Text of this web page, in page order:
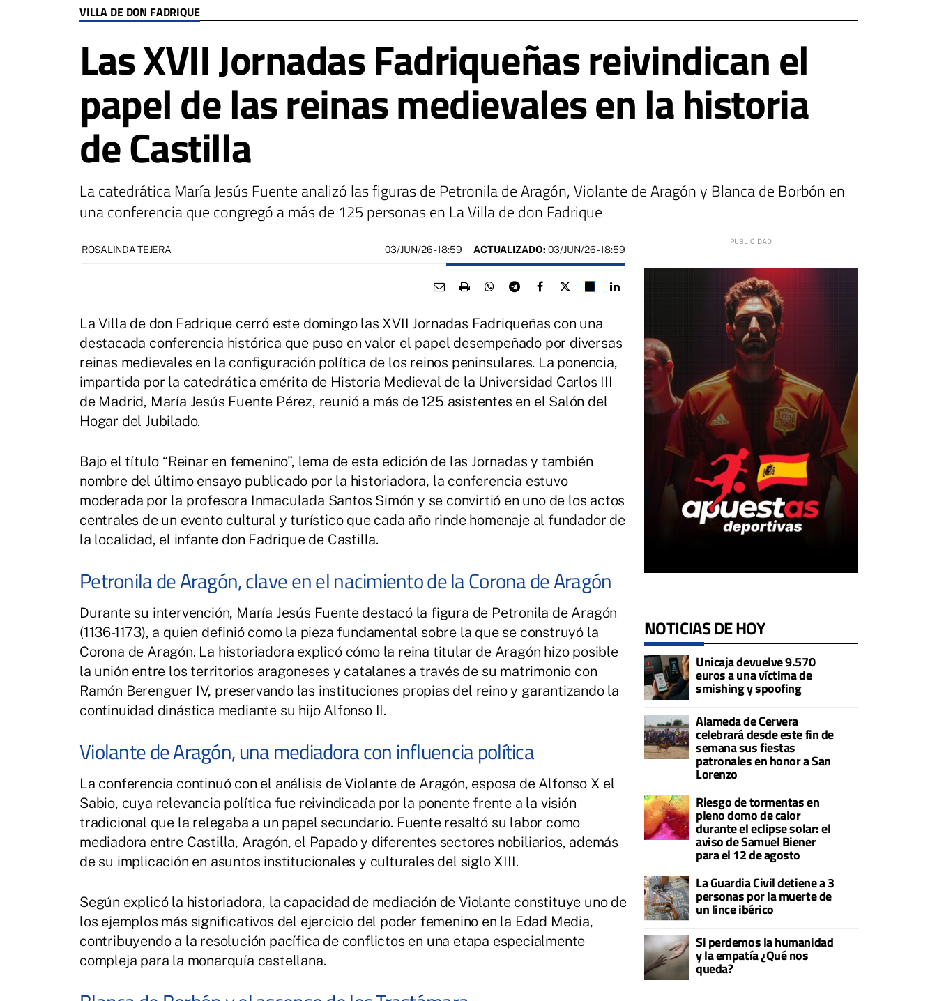
VILLA DE DON FADRIQUE
Las XVII Jornadas Fadriqueñas reivindican el
papel de las reinas medievales en la historia
de Castilla
La catedrática María Jesús Fuente analizó las figuras de Petronila de Aragón, Violante de Aragón y Blanca de Borbón en
una conferencia que congregó a más de 125 personas en La Villa de don Fadrique
ROSALINDA TEJERA 03/JUN/26- 18:59 ACTUALIZADO: 03/JUN/26 - 18:59
La Villa de don Fadrique cerró este domingo las XVII Jornadas Fadriqueñas con una
destacada conferencia histórica que puso en valor el papel desempeñado por diversas
reinas medievales en la configuración política de los reinos peninsulares. La ponencia,
impartida por la catedrática emérita de Historia Medieval de la Universidad Carlos III
de Madrid, María Jesús Fuente Pérez, reunió a más de 125 asistentes en el Salón del
Hogar del Jubilado.
Bajo el título “Reinar en femenino”, lema de esta edición de las Jornadas y también
nombre del último ensayo publicado por la historiadora, la conferencia estuvo
moderada por la profesora Inmaculada Santos Simón y se convirtió en uno de los actos
centrales de un evento cultural y turístico que cada año rinde homenaje al fundador de
la localidad, el infante don Fadrique de Castilla.
Petronila de Aragón, clave en el nacimiento de la Corona de Aragón
Durante su intervención, María Jesús Fuente destacó la figura de Petronila de Aragón
(1136-1173), a quien definió como la pieza fundamental sobre la que se construyó la
Corona de Aragón. La historiadora explicó cómo la reina titular de Aragón hizo posible
la unión entre los territorios aragoneses y catalanes a través de su matrimonio con
Ramón Berenguer IV, preservando las instituciones propias del reino y garantizando la
continuidad dinástica mediante su hijo Alfonso II.
Violante de Aragón, una mediadora con influencia política
La conferencia continuó con el análisis de Violante de Aragón, esposa de Alfonso X el
Sabio, cuya relevancia política fue reivindicada por la ponente frente a la visión
tradicional que la relegaba a un papel secundario. Fuente resaltó su labor como
mediadora entre Castilla, Aragón, el Papado y diferentes sectores nobiliarios, además
de su implicación en asuntos institucionales y culturales del siglo XIII.
Según explicó la historiadora, la capacidad de mediación de Violante constituye uno de
los ejemplos más significativos del ejercicio del poder femenino en la Edad Media,
contribuyendo a la resolución pacífica de conflictos en una etapa especialmente
compleja para la monarquía castellana.
NOTICIAS DE HOY
Unicaja devuelve 9.570
euros a una víctima de
smishing y spoofing
Alameda de Cervera
celebrará desde este fin de
semana sus fiestas
patronales en honor a San
Lorenzo
Riesgo de tormentas en
pleno domo de calor
durante el eclipse solar: el
aviso de Samuel Biener
para el 12 de agosto
La Guardia Civil detiene a 3
personas por la muerte de
un lince ibérico
Si perdemos la humanidad
y la empatía ¿Qué nos
queda?